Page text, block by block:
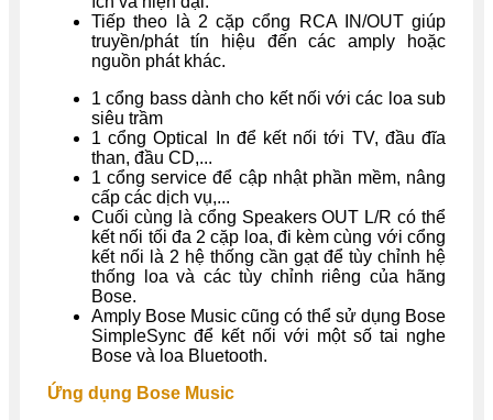
Tiếp theo là 2 cặp cổng RCA IN/OUT giúp
truyền/phát tín hiệu đến các amply hoặc
nguồn phát khác.
1 cổng bass dành cho kết nối với các loa sub
siêu trầm
1 cổng Optical In để kết nối tới TV, đầu đĩa
than, đầu CD,...
1 cổng service để cập nhật phần mềm, nâng
cấp các dịch vụ,...
Cuối cùng là cổng Speakers OUT L/R có thể
kết nối tối đa 2 cặp loa, đi kèm cùng với cổng
kết nối là 2 hệ thống cần gạt để tùy chỉnh hệ
thống loa và các tùy chỉnh riêng của hãng
Bose.
Amply Bose Music cũng có thể sử dụng Bose
SimpleSync để kết nối với một số tai nghe
Bose và loa Bluetooth.
Ứng dụng Bose Music